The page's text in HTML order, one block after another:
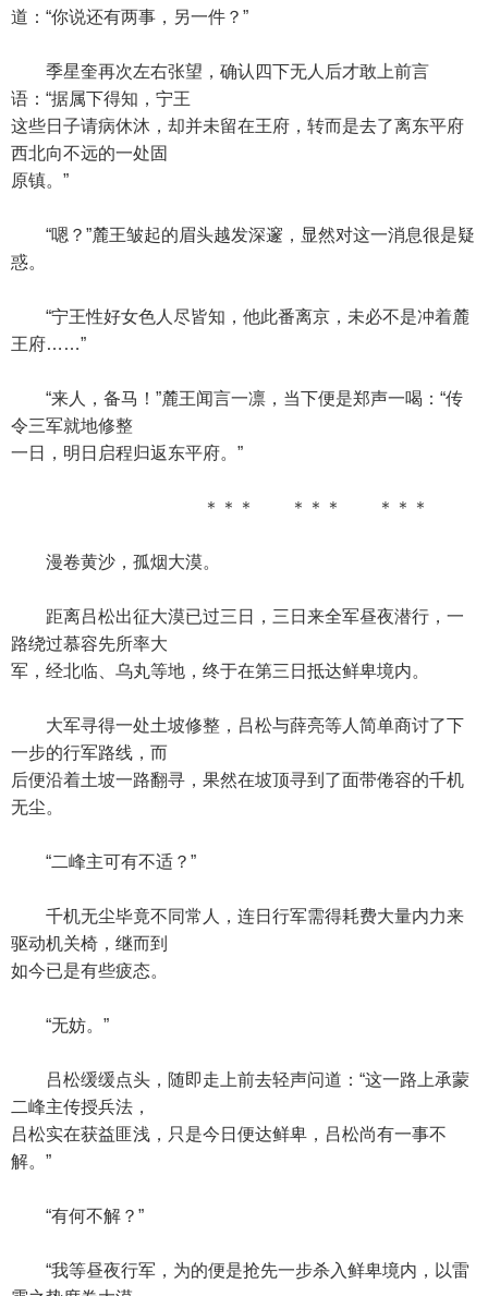
道：“你说还有两事，另一件？”
季星奎再次左右张望，确认四下无人后才敢上前言
语：“据属下得知，宁王
这些日子请病休沐，却并未留在王府，转而是去了离东平府
西北向不远的一处固
原镇。”
“嗯？”麓王皱起的眉头越发深邃，显然对这一消息很是疑
惑。
“宁王性好女色人尽皆知，他此番离京，未必不是冲着麓
王府……”
“来人，备马！”麓王闻言一凛，当下便是郑声一喝：“传
令三军就地修整
一日，明日启程归返东平府。”
＊＊＊ ＊＊＊ ＊＊＊
漫卷黄沙，孤烟大漠。
距离吕松出征大漠已过三日，三日来全军昼夜潜行，一
路绕过慕容先所率大
军，经北临、乌丸等地，终于在第三日抵达鲜卑境内。
大军寻得一处土坡修整，吕松与薛亮等人简单商讨了下
一步的行军路线，而
后便沿着土坡一路翻寻，果然在坡顶寻到了面带倦容的千机
无尘。
“二峰主可有不适？”
千机无尘毕竟不同常人，连日行军需得耗费大量内力来
驱动机关椅，继而到
如今已是有些疲态。
“无妨。”
吕松缓缓点头，随即走上前去轻声问道：“这一路上承蒙
二峰主传授兵法，
吕松实在获益匪浅，只是今日便达鲜卑，吕松尚有一事不
解。”
“有何不解？”
“我等昼夜行军，为的便是抢先一步杀入鲜卑境内，以雷